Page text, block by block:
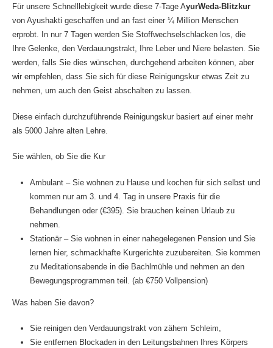
Für unsere Schnelllebigkeit wurde diese 7-Tage AyurWeda-Blitzkur
von Ayushakti geschaffen und an fast einer ¼ Million Menschen
erprobt. In nur 7 Tagen werden Sie Stoffwechselschlacken los, die
Ihre Gelenke, den Verdauungstrakt, Ihre Leber und Niere belasten. Sie
werden, falls Sie dies wünschen, durchgehend arbeiten können, aber
wir empfehlen, dass Sie sich für diese Reinigungskur etwas Zeit zu
nehmen, um auch den Geist abschalten zu lassen.
Diese einfach durchzuführende Reinigungskur basiert auf einer mehr
als 5000 Jahre alten Lehre.
Sie wählen, ob Sie die Kur
Ambulant – Sie wohnen zu Hause und kochen für sich selbst und
kommen nur am 3. und 4. Tag in unsere Praxis für die
Behandlungen oder (€395). Sie brauchen keinen Urlaub zu
nehmen.
Stationär – Sie wohnen in einer nahegelegenen Pension und Sie
lernen hier, schmackhafte Kurgerichte zuzubereiten. Sie kommen
zu Meditationsabende in die Bachlmühle und nehmen an den
Bewegungsprogrammen teil. (ab €750 Vollpension)
Was haben Sie davon?
Sie reinigen den Verdauungstrakt von zähem Schleim,
Sie entfernen Blockaden in den Leitungsbahnen Ihres Körpers